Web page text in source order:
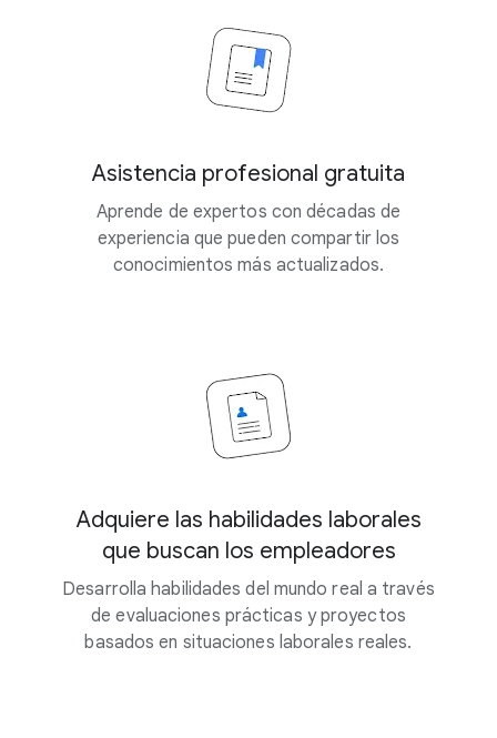
Asistencia profesional gratuita
Aprende de expertos con décadas de
experiencia que pueden compartir los
conocimientos más actualizados.
Adquiere las habilidades laborales
que buscan los empleadores
Desarrolla habilidades del mundo real a través
de evaluaciones prácticas y proyectos
basados en situaciones laborales reales.